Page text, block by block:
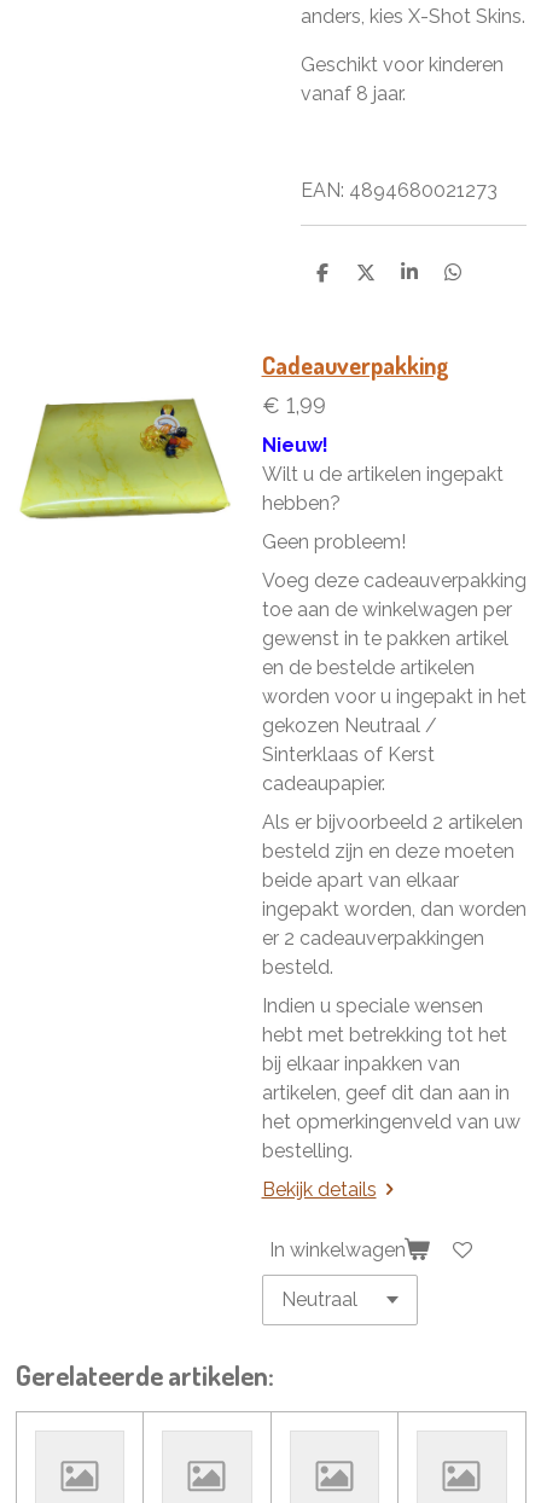
anders, kies X-Shot Skins.
Geschikt voor kinderen
vanaf 8 jaar.
EAN: 4894680021273
D
D
S
e
D
Cadeauverpakking
€ 1,99
Nieuw!
Wilt u de artikelen ingepakt
hebben?
Geen probleem!
Voeg deze cadeauverpakking
toe aan de winkelwagen per
gewenst in te pakken artikel
en de bestelde artikelen
worden voor u ingepakt in het
gekozen Neutraal /
Sinterklaas of Kerst
cadeaupapier.
Als er bijvoorbeeld 2 artikelen
besteld zijn en deze moeten
beide apart van elkaar
ingepakt worden, dan worden
er 2 cadeauverpakkingen
besteld.
Indien u speciale wensen
hebt met betrekking tot het
bij elkaar inpakken van
artikelen, geef dit dan aan in
het opmerkingenveld van uw
bestelling.
Bekijk details
In winkelwagen
Gerelateerde artikelen: